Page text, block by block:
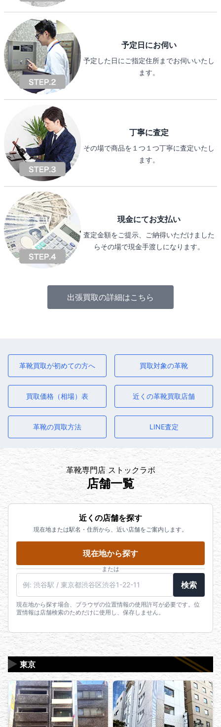
予定日にお伺い
予定した日にご指定住所までお伺いいたし
ます。
丁寧に査定
その場で商品を１つ１つ丁寧に査定いたし
ます。
現金にてお支払い
査定金額をご提示、ご納得いただけました
らその場で現金手渡しになります。
出張買取の詳細はこちら
革靴買取が初めての方へ 買取対象の革靴
買取価格（相場）表 近くの革靴買取店舗
革靴の買取方法 LINE査定
革靴専門店 ストックラボ
店舗一覧
近くの店舗を探す
現在地または駅名・住所から、近い店舗をご案内します。
現在地から探す
または
検索
現在地から探す場合、ブラウザの位置情報の使用許可が必要です。位
置情報は店舗検索のためだけに使用し、保存しません。
東京
▶